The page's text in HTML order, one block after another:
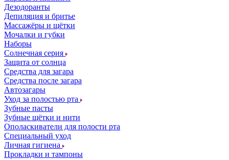
Дезодоранты
Депиляция и бритье
Массажёры и щётки
Мочалки и губки
Наборы
Солнечная серия
Защита от солнца
Средства для загара
Средства после загара
Автозагары
Уход за полостью рта
Зубные пасты
Зубные щётки и нити
Ополаскиватели для полости рта
Специальный уход
Личная гигиена
Прокладки и тампоны